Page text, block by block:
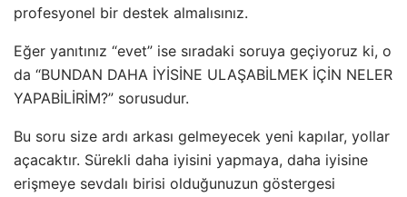
profesyonel bir destek almalısınız.
Eğer yanıtınız “evet” ise sıradaki soruya geçiyoruz ki, o
da “BUNDAN DAHA İYİSİNE ULAŞABİLMEK İÇİN NELER
YAPABİLİRİM?” sorusudur.
Bu soru size ardı arkası gelmeyecek yeni kapılar, yollar
açacaktır. Sürekli daha iyisini yapmaya, daha iyisine
erişmeye sevdalı birisi olduğunuzun göstergesi